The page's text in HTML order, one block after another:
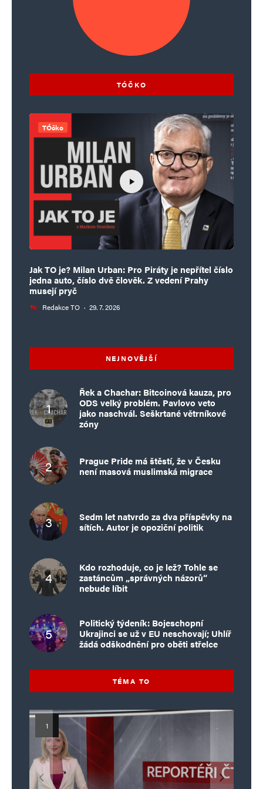
TÓČKO
TÓčko
Jak TO je? Milan Urban: Pro Piráty je nepřítel číslo
jedna auto, číslo dvě člověk. Z vedení Prahy
musejí pryč
Redakce TO · 29. 7. 2026
NEJNOVĚJŠÍ
Řek a Chachar: Bitcoinová kauza, pro
ODS velký problém. Pavlovo veto
jako naschvál. Seškrtané větrníkové
zóny
Prague Pride má štěstí, že v Česku
není masová muslimská migrace
Sedm let natvrdo za dva příspěvky na
sítích. Autor je opoziční politik
Kdo rozhoduje, co je lež? Tohle se
zastáncům „správných názorů“
nebude líbit
Politický týdeník: Bojeschopní
Ukrajinci se už v EU neschovají; Uhlíř
žádá odškodnění pro oběti střelce
TÉMA TO
Islamistický teror v EU, 6. díl:
Brutální poprava 85letého
Islamistický teror v EU, 5. díl:
Mýty o Václavu Klausovi:
Pivo, jazz, hádky, loajalita
Vymíráme a politici lžou:
porodnost nezachrání